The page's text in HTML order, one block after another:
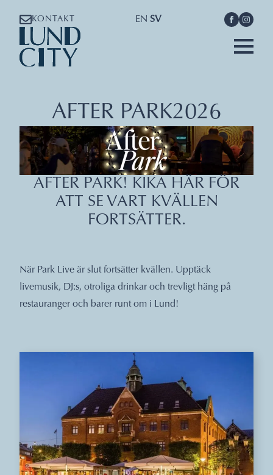
KONTAKT EN SV
AFTER PARK2026
AFTER PARK! KIKA HÄR FÖR
ATT SE VART KVÄLLEN
FORTSÄTTER.
När Park Live är slut fortsätter kvällen. Upptäck
livemusik, DJ:s, otroliga drinkar och trevligt häng på
restauranger och barer runt om i Lund!